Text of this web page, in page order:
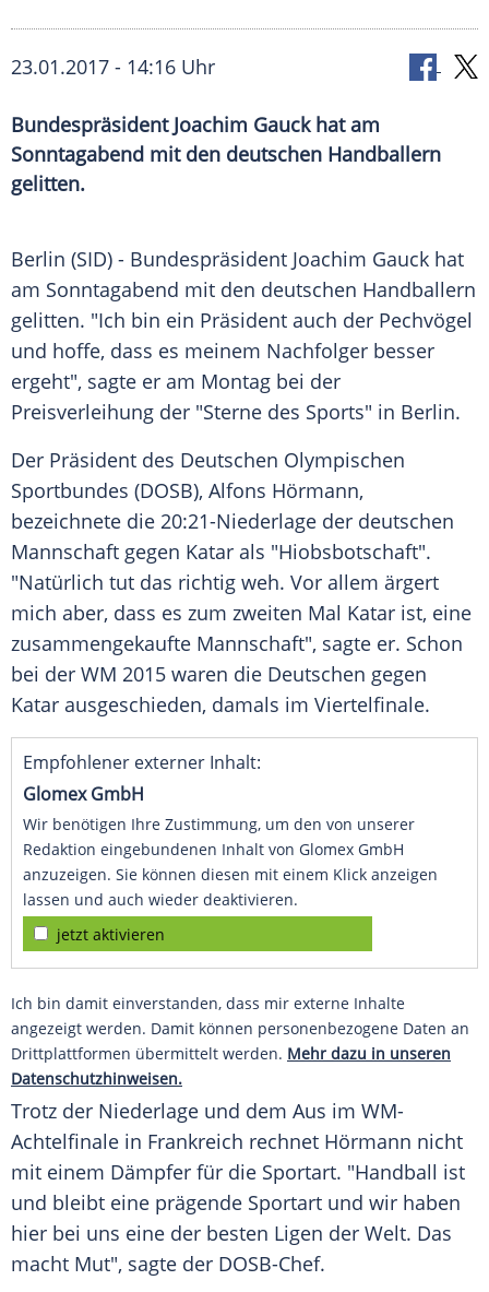
23.01.2017 - 14:16 Uhr
Bundespräsident Joachim Gauck hat am
Sonntagabend mit den deutschen Handballern
gelitten.
Berlin (SID) - Bundespräsident Joachim Gauck hat
am Sonntagabend mit den deutschen Handballern
gelitten. "Ich bin ein Präsident auch der Pechvögel
und hoffe, dass es meinem Nachfolger besser
ergeht", sagte er am Montag bei der
Preisverleihung der "Sterne des Sports" in Berlin.
Der Präsident des Deutschen Olympischen
Sportbundes (DOSB), Alfons Hörmann,
bezeichnete die 20:21-Niederlage der deutschen
Mannschaft gegen Katar als "Hiobsbotschaft".
"Natürlich tut das richtig weh. Vor allem ärgert
mich aber, dass es zum zweiten Mal Katar ist, eine
zusammengekaufte Mannschaft", sagte er. Schon
bei der WM 2015 waren die Deutschen gegen
Katar ausgeschieden, damals im Viertelfinale.
Empfohlener externer Inhalt:
Glomex GmbH
Wir benötigen Ihre Zustimmung, um den von unserer
Redaktion eingebundenen Inhalt von Glomex GmbH
anzuzeigen. Sie können diesen mit einem Klick anzeigen
lassen und auch wieder deaktivieren.
jetzt aktivieren
Ich bin damit einverstanden, dass mir externe Inhalte
angezeigt werden. Damit können personenbezogene Daten an
Drittplattformen übermittelt werden. Mehr dazu in unseren
Datenschutzhinweisen.
Trotz der Niederlage und dem Aus im WM-
Achtelfinale in Frankreich rechnet Hörmann nicht
mit einem Dämpfer für die Sportart. "Handball ist
und bleibt eine prägende Sportart und wir haben
hier bei uns eine der besten Ligen der Welt. Das
macht Mut", sagte der DOSB-Chef.